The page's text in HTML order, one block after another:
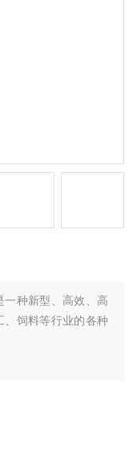
一种新型、高效、高
、饲料等行业的各种